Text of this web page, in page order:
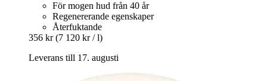
För mogen hud från 40 år
Regenererande egenskaper
Återfuktande
356 kr (7 120 kr / l)
Leverans till 17. augusti